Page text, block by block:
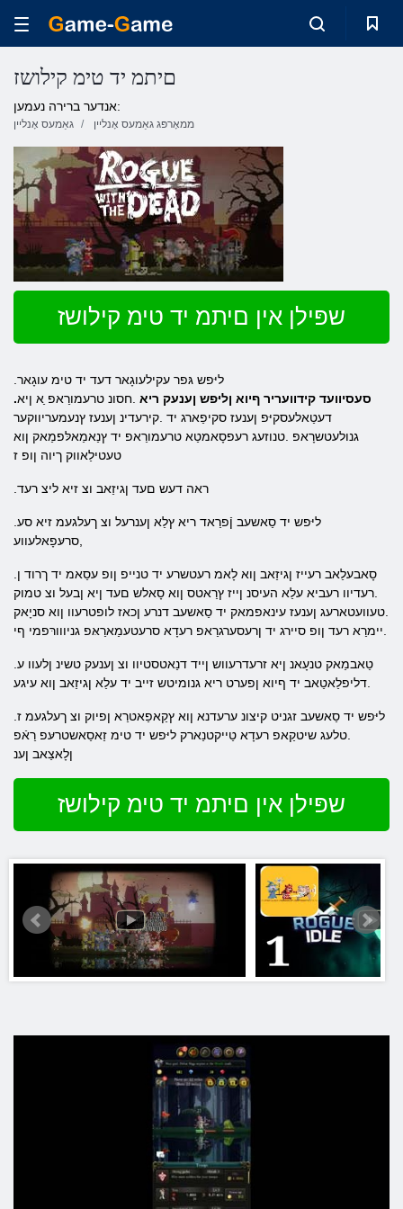
םיתמ יד טימ קילושז
אנדער ברירה נעמען:
גאַמעס אָנליין ממאָרפּג גאַמעס אָנליין
שפּילן אין םיתמ יד טימ קילושז
.ליּפש גּפר עקילעוגָאר דעד יד טימ עוגָאר
.סעסיוועד קידוועריר ףיוא ןליּפש ןענעק ריא .חסונ טרעמורַאפ ַא ןיא
דעטַאלעסקיּפ ןענעז סקיפַארג יד .קירעדינ ןענעז ץנעמעריווקער
גנולעטשרָאפ .טנוזעג רעפסָאמטַא טרעמורַאפ יד ץנַאמַאלּפמַאק ןוא
טעטילַאווק ךיוה ןופ ז
.ראה דעש םעד ןגיזַאב וצ זיא ליצ רעד
,סרעּפָאלעווע
.רעדיוו רעביא עלַא העיסנ ןייז ץרַאטס ןוא סָאלש םעד ןיא ןבעל וצ טמוק
.טעוועטארעג ןענעז עינאפמאק יד סַאשעב דנרע ןכאז לופטרעוו ןוא סניָאק
.יימרַא רעד ןופ סיירג יד ןרעסערגרַאפ רעדָא סרעטעמַארַאּפ גניווורּפמי ףי
.דליפלַאטַאב יד ףיוא ןפערט ריא גנומיטש זייב יד עלַא ןגיזַאב ןוא עיגע
.טלעג שיטקַאפ רעדָא טַייקטנַארק ליּפש יד טימ זַאסַאשטרעּפ רַאֿפ
ןלָאצַאב ןענ
שפּילן אין םיתמ יד טימ קילושז